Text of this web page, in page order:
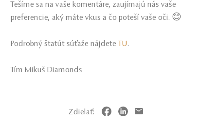
Tešíme sa na vaše komentáre, zaujímajú nás vaše
preferencie, aký máte vkus a čo poteší vaše oči. 😊
Podrobný štatút súťaže nájdete TU.
Tím Mikuš Diamonds
Zdielať: